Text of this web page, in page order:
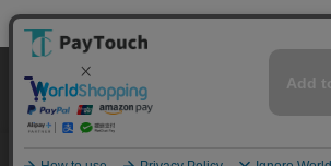
Copyright 2022
Powered by Watahan Partners
当ウェブサイトでは、お客様により良いサー
をご提供するため、クッキーを利用していま
サイト利用を継続することにより、クッキー